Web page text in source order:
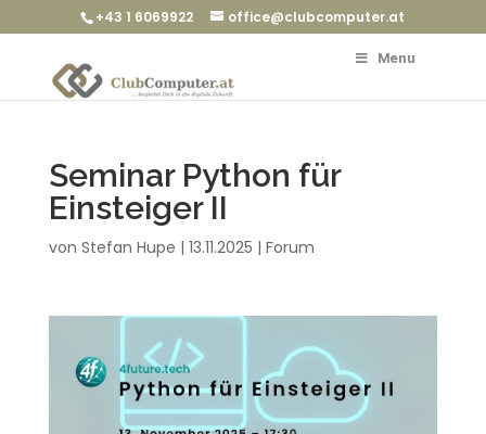
+43 1 6069922 office@clubcomputer.at
Menu
Seminar Python für
Einsteiger II
von Stefan Hupe | 13.11.2025 | Forum